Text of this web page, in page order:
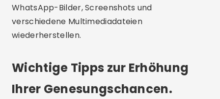
WhatsApp-Bilder, Screenshots und
verschiedene Multimediadateien
wiederherstellen.
Wichtige Tipps zur Erhöhung
Ihrer Genesungschancen.